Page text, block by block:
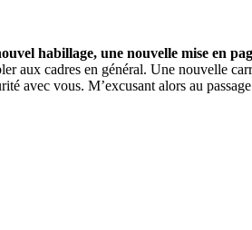
habillage, une nouvelle mise en
aux cadres en général. Une nouvelle
vous. M’excusant alors au